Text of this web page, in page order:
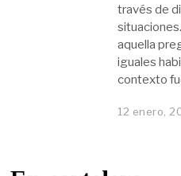
través de
aquella
iguales
contexto
12 enero,